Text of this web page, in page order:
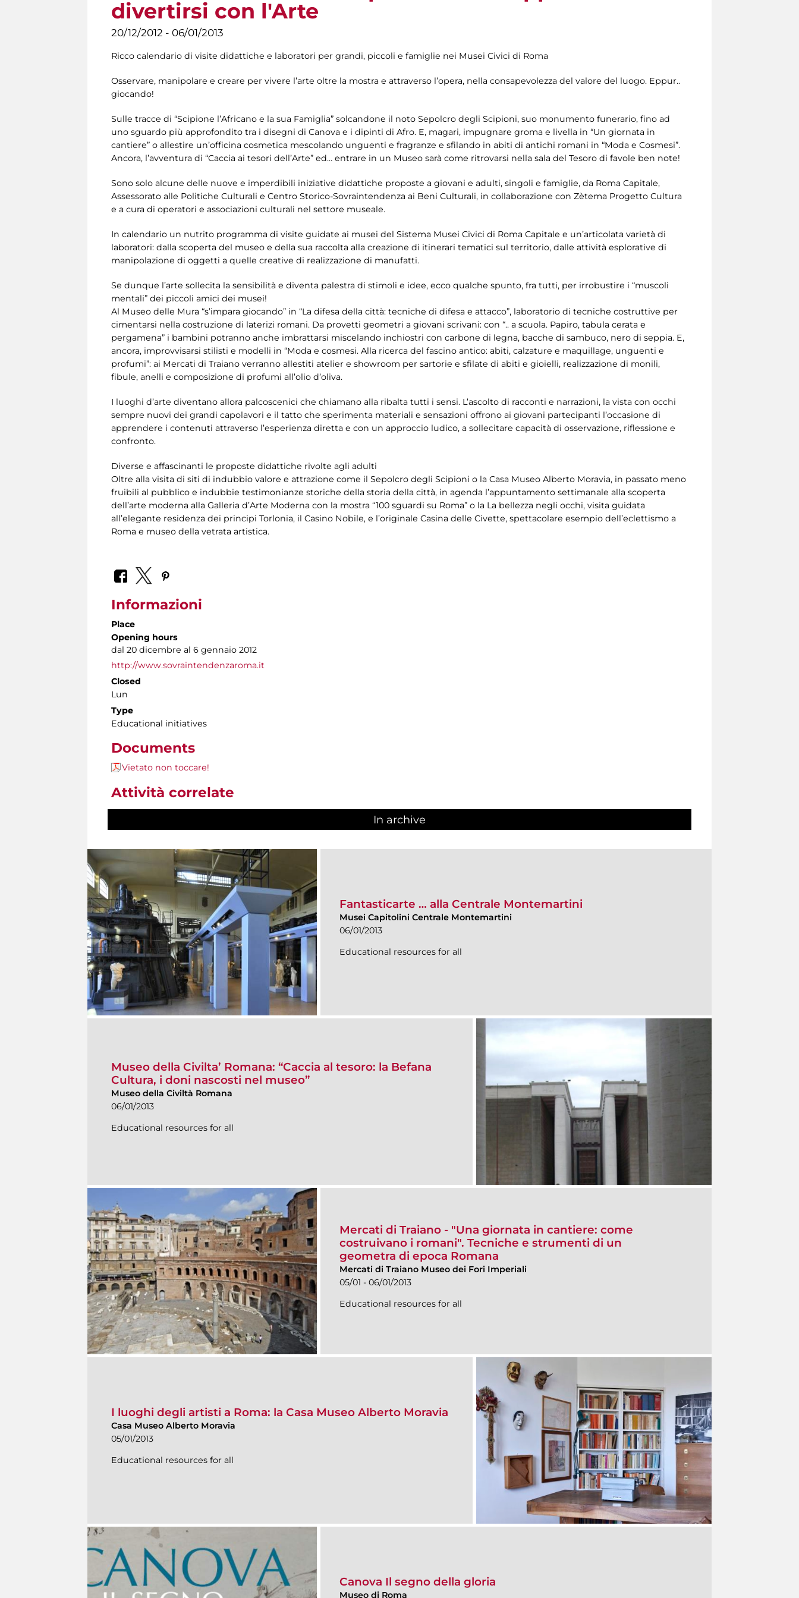
divertirsi con l'Arte
20/12/2012 - 06/01/2013
Ricco calendario di visite didattiche e laboratori per grandi, piccoli e famiglie nei Musei Civici di Roma
Osservare, manipolare e creare per vivere l’arte oltre la mostra e attraverso l’opera, nella consapevolezza del valore del luogo. Eppur..
giocando!
Sulle tracce di “Scipione l’Africano e la sua Famiglia” solcandone il noto Sepolcro degli Scipioni, suo monumento funerario, fino ad
uno sguardo più approfondito tra i disegni di Canova e i dipinti di Afro. E, magari, impugnare groma e livella in “Un giornata in
cantiere” o allestire un’officina cosmetica mescolando unguenti e fragranze e sfilando in abiti di antichi romani in “Moda e Cosmesi”.
Ancora, l’avventura di “Caccia ai tesori dell’Arte” ed… entrare in un Museo sarà come ritrovarsi nella sala del Tesoro di favole ben note!
Sono solo alcune delle nuove e imperdibili iniziative didattiche proposte a giovani e adulti, singoli e famiglie, da Roma Capitale,
Assessorato alle Politiche Culturali e Centro Storico-Sovraintendenza ai Beni Culturali, in collaborazione con Zètema Progetto Cultura
e a cura di operatori e associazioni culturali nel settore museale.
In calendario un nutrito programma di visite guidate ai musei del Sistema Musei Civici di Roma Capitale e un’articolata varietà di
laboratori: dalla scoperta del museo e della sua raccolta alla creazione di itinerari tematici sul territorio, dalle attività esplorative di
manipolazione di oggetti a quelle creative di realizzazione di manufatti.
Se dunque l’arte sollecita la sensibilità e diventa palestra di stimoli e idee, ecco qualche spunto, fra tutti, per irrobustire i “muscoli
mentali” dei piccoli amici dei musei!
Al Museo delle Mura “s’impara giocando” in “La difesa della città: tecniche di difesa e attacco”, laboratorio di tecniche costruttive per
cimentarsi nella costruzione di laterizi romani. Da provetti geometri a giovani scrivani: con “.. a scuola. Papiro, tabula cerata e
pergamena” i bambini potranno anche imbrattarsi miscelando inchiostri con carbone di legna, bacche di sambuco, nero di seppia. E,
ancora, improvvisarsi stilisti e modelli in “Moda e cosmesi. Alla ricerca del fascino antico: abiti, calzature e maquillage, unguenti e
profumi”: ai Mercati di Traiano verranno allestiti atelier e showroom per sartorie e sfilate di abiti e gioielli, realizzazione di monili,
fibule, anelli e composizione di profumi all’olio d’oliva.
I luoghi d’arte diventano allora palcoscenici che chiamano alla ribalta tutti i sensi. L’ascolto di racconti e narrazioni, la vista con occhi
sempre nuovi dei grandi capolavori e il tatto che sperimenta materiali e sensazioni offrono ai giovani partecipanti l’occasione di
apprendere i contenuti attraverso l’esperienza diretta e con un approccio ludico, a sollecitare capacità di osservazione, riflessione e
confronto.
Diverse e affascinanti le proposte didattiche rivolte agli adulti
Oltre alla visita di siti di indubbio valore e attrazione come il Sepolcro degli Scipioni o la Casa Museo Alberto Moravia, in passato meno
fruibili al pubblico e indubbie testimonianze storiche della storia della città, in agenda l’appuntamento settimanale alla scoperta
dell’arte moderna alla Galleria d’Arte Moderna con la mostra “100 sguardi su Roma” o la La bellezza negli occhi, visita guidata
all’elegante residenza dei principi Torlonia, il Casino Nobile, e l’originale Casina delle Civette, spettacolare esempio dell’eclettismo a
Roma e museo della vetrata artistica.
Informazioni
Place
Opening hours
dal 20 dicembre al 6 gennaio 2012
http://www.sovraintendenzaroma.it
Closed
Lun
Type
Educational initiatives
Documents
Vietato non toccare!
Attività correlate
In archive
Fantasticarte … alla Centrale Montemartini
Musei Capitolini Centrale Montemartini
06/01/2013
Educational resources for all
Museo della Civilta’ Romana: “Caccia al tesoro: la Befana
Cultura, i doni nascosti nel museo”
Museo della Civiltà Romana
06/01/2013
Educational resources for all
Mercati di Traiano - "Una giornata in cantiere: come
costruivano i romani". Tecniche e strumenti di un
geometra di epoca Romana
Mercati di Traiano Museo dei Fori Imperiali
05/01 - 06/01/2013
Educational resources for all
I luoghi degli artisti a Roma: la Casa Museo Alberto Moravia
Casa Museo Alberto Moravia
05/01/2013
Educational resources for all
Canova Il segno della gloria
Museo di Roma